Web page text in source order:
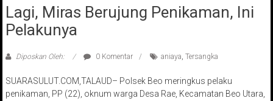
Lagi, Miras Berujung Penikaman, Ini
Pelakunya
Diposkan Oleh: 0 Komentar aniaya, Tersangka
SUARASULUT.COM,TALAUD– Polsek Beo meringkus pelaku
penikaman, PP (22), oknum warga Desa Rae, Kecamatan Beo Utara,